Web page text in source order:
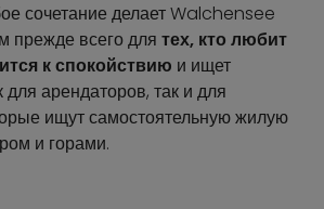
сочетание делает Walchensee
прежде всего для тех, кто любит
к спокойствию и ищет
арендаторов, так и для
ищут самостоятельную жилую
и горами.